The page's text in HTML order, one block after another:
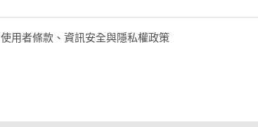
使用者條款、資訊安全與隱私權政策